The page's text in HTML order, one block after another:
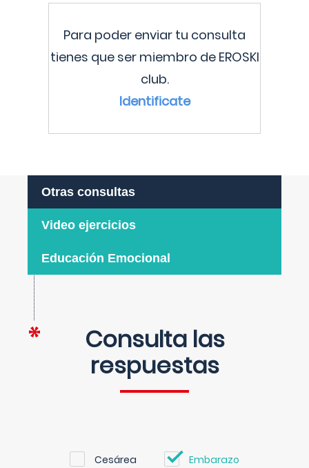
Para poder enviar tu consulta
tienes que ser miembro de EROSKI
club.
Identificate
Otras consultas
Video ejercicios
Educación Emocional
Consulta las
respuestas
Cesárea Embarazo